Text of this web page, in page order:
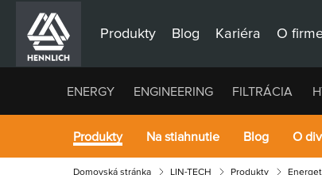
Produkty Blog Kariéra O
ENERGY ENGINEERING FILTRÁCIA
Produkty Na stiahnutie Blog O
Domovská stránka LIN-TECH Produkty